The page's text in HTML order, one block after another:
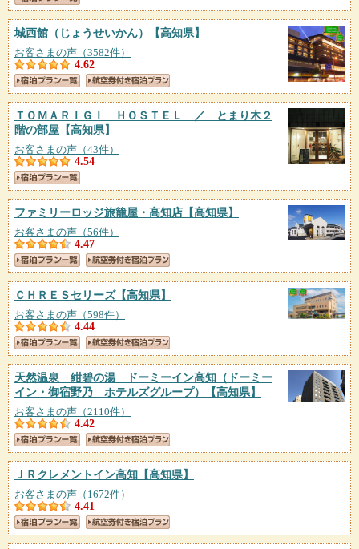
城西館（じょうせいかん） 【高知県】
お客さまの声（3582件）
4.62
ＴＯＭＡＲＩＧＩ ＨＯＳＴＥＬ ／ とまり木２
階の部屋 【高知県】
お客さまの声（43件）
4.54
ファミリーロッジ旅籠屋・高知店 【高知県】
お客さまの声（56件）
4.47
ＣＨＲＥＳセリーズ【高知県】
お客さまの声（598件）
4.44
天然温泉 紺碧の湯 ドーミーイン高知（ドーミー
イン・御宿野乃 ホテルズグループ）
【高知県】
お客さまの声（2110件）
4.42
ＪＲクレメントイン高知 【高知県】
お客さまの声（1672件）
4.41